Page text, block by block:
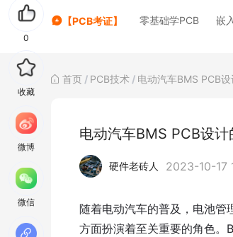
0
收藏
微博
微信
【PCB考证】 零基础学PCB 嵌
首页 / PCB技术 / 电动汽车BMS PCB
电动汽车BMS PCB设
硬件老砖人 2023-10-17
随着电动汽车的普及，电池
方面扮演着至关重要的角色。